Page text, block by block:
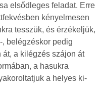
elsődleges feladat. Erre
kényelmesen
tesszük, és érzékeljük,
belégzéskor pedig
át, a kilégzés szájon át
a hasukra
a helyes ki-